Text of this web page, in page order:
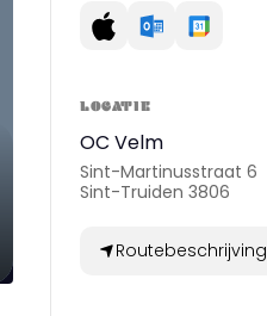
LOCATIE
OC Velm
Sint-Martinusstraat 6
Sint-Truiden 3806
Routebeschrijving